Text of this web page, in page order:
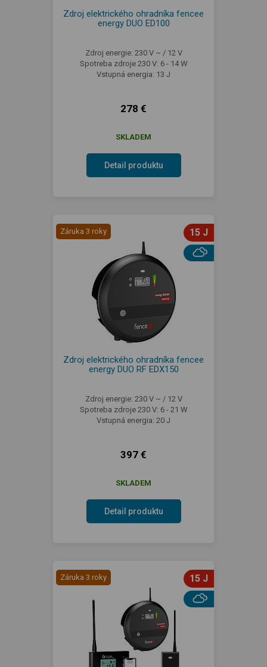
Zdroj elektrického ohradníka fencee
energy DUO ED100
Zdroj energie: 230 V ~ / 12 V
Spotreba zdroje 230 V: 6 - 14 W
Vstupná energia: 13 J
278 €
SKLADEM
Detail produktu
Záruka 3 roky 15 J
Zdroj elektrického ohradníka fencee
energy DUO RF EDX150
Zdroj energie: 230 V ~ / 12 V
Spotreba zdroje 230 V: 6 - 21 W
Vstupná energia: 20 J
397 €
SKLADEM
Detail produktu
Záruka 3 roky 15 J